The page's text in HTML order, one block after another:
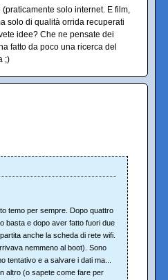
solo internet. E film,
solo di qualità orrida recuperati
idee? Che ne pensate dei
fatto da poco una ricerca del
;)
temo per sempre. Dopo quattro
basta e dopo aver fatto fuori due
anche la scheda di rete wifi.
nemmeno al boot). Sono
tentativo e a salvare i dati ma...
altro (o sapete come fare per